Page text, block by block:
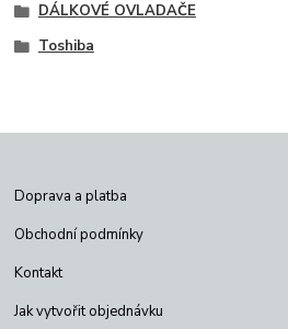
DÁLKOVÉ OVLADAČE
Toshiba
Doprava a platba
Obchodní podmínky
Kontakt
Jak vytvořit objednávku